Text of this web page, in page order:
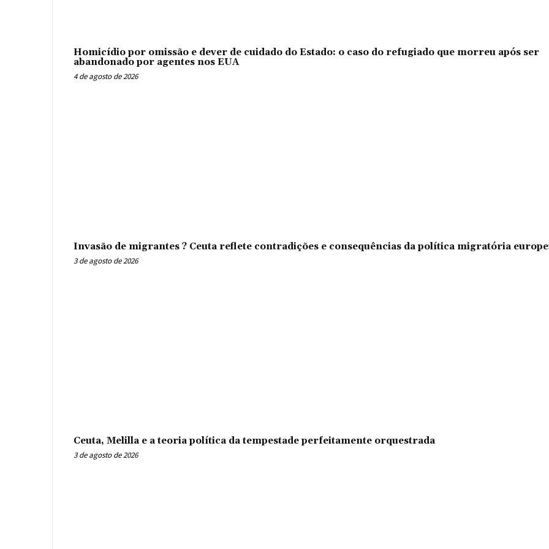
Homicídio por omissão e dever de cuidado do Estado: o caso do refugiado que morreu após ser
abandonado por agentes nos EUA
4 de agosto de 2026
Invasão de migrantes ? Ceuta reflete contradições e consequências da política migratória
3 de agosto de 2026
Ceuta, Melilla e a teoria política da tempestade perfeitamente orquestrada
3 de agosto de 2026